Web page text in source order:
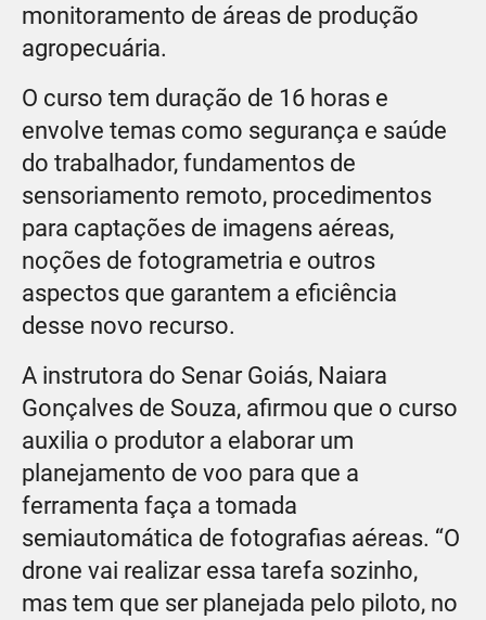
monitoramento de áreas de produção
agropecuária.
O curso tem duração de 16 horas e
envolve temas como segurança e saúde
do trabalhador, fundamentos de
sensoriamento remoto, procedimentos
para captações de imagens aéreas,
noções de fotogrametria e outros
aspectos que garantem a eficiência
desse novo recurso.
A instrutora do Senar Goiás, Naiara
Gonçalves de Souza, afirmou que o curso
auxilia o produtor a elaborar um
planejamento de voo para que a
ferramenta faça a tomada
semiautomática de fotografias aéreas. “O
drone vai realizar essa tarefa sozinho,
mas tem que ser planejada pelo piloto, no